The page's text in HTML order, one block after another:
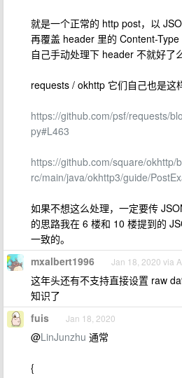
就是一个正常的 http post，以
再覆盖 header 里的 Content-
自己手动处理下 header 不就好
requests / okhttp 它们自己也是
https://github.com/psf/requests/
py#L463
https://github.com/square/okhttp/
rc/main/java/okhttp3/guide/
如果不想这么处理，一定要传
的思路我在 6 楼和 10 楼提到的
一致的。
mxalbert1996 Jan 18, 2020 via
这年头还有不支持直接设置 raw
知识了
fuis Jan 18, 2020
@LinJunzhu 通常
{